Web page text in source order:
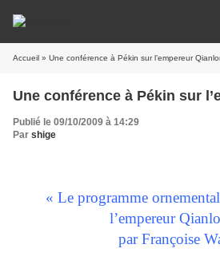
Accueil » Une conférence à Pékin sur l’empereur
Une conférence à Pékin sur
Publié le 09/10/2009 à 14:29
Par shige
« Le programme
l’empereur
par Françoise